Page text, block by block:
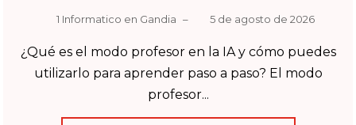
1 Informatico en Gandia – 5 de agosto de 2026
¿Qué es el modo profesor en la IA y cómo puedes
utilizarlo para aprender paso a paso? El modo
profesor...